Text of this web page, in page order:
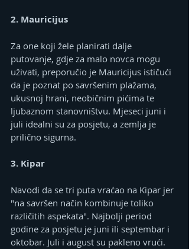
2. Mauricijus
Za one koji žele planirati dalje
putovanje, gdje za malo novca mogu
uživati, preporučio je Mauricijus ističući
da je poznat po savršenim plažama,
ukusnoj hrani, neobičnim pićima te
ljubaznom stanovništvu. Mjeseci juni i
juli idealni su za posjetu, a zemlja je
prilično sigurna.
3. Kipar
Navodi da se tri puta vraćao na Kipar jer
"na savršen način kombinuje toliko
različitih aspekata". Najbolji period
godine za posjetu je juni ili septembar i
oktobar. Juli i august su pakleno vrući.